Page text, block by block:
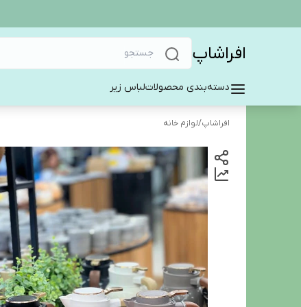
افراشاپ
دسته‌بندی محصولاتلباس زیر
افراشاپ/لوازم خانه